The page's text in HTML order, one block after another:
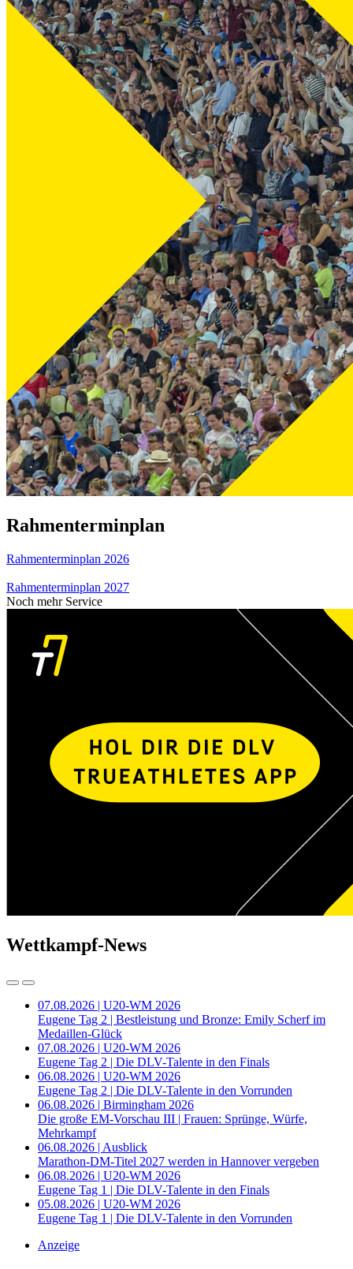
Rahmenterminplan
Rahmenterminplan 2026
Rahmenterminplan 2027
Noch mehr Service
Wettkampf-News
07.08.2026 | U20-WM 2026
Eugene Tag 2 | Bestleistung und Bronze: Emily Scherf im
Medaillen-Glück
07.08.2026 | U20-WM 2026
Eugene Tag 2 | Die DLV-Talente in den Finals
06.08.2026 | U20-WM 2026
Eugene Tag 2 | Die DLV-Talente in den Vorrunden
06.08.2026 | Birmingham 2026
Die große EM-Vorschau III | Frauen: Sprünge, Würfe,
Mehrkampf
06.08.2026 | Ausblick
Marathon-DM-Titel 2027 werden in Hannover vergeben
06.08.2026 | U20-WM 2026
Eugene Tag 1 | Die DLV-Talente in den Finals
05.08.2026 | U20-WM 2026
Eugene Tag 1 | Die DLV-Talente in den Vorrunden
Anzeige